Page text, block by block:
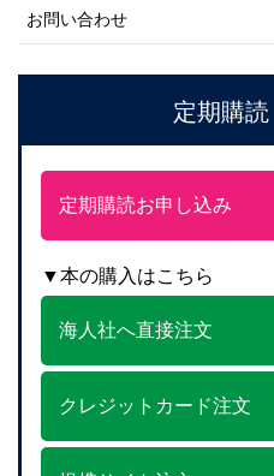
お問い合わせ
定期購
定期購読お申し込み
▼本の購入はこちら
海人社へ直接注文
クレジットカード注文